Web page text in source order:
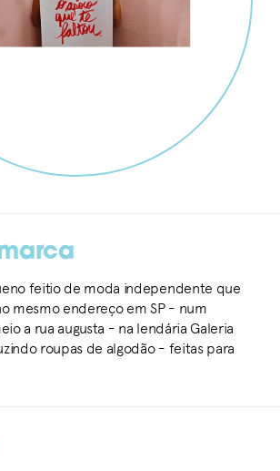
feitio de moda independente que
mesmo endereço em SP - num
a rua augusta - na lendária Galeria
roupas de algodão - feitas para